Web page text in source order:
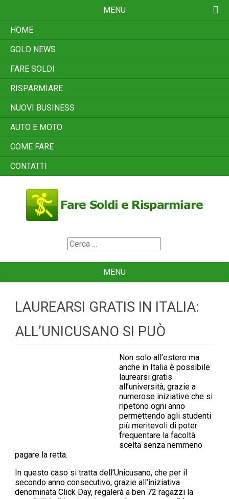
content
MENU
HOME
GOLD NEWS
FARE SOLDI
RISPARMIARE
NUOVI BUSINESS
AUTO E MOTO
COME FARE
CONTATTI
Search
for
MENU
LAUREARSI GRATIS IN ITALIA:
ALL’UNICUSANO SI PUÒ
Non solo all’estero ma
anche in Italia è possibile
laurearsi gratis
all’università, grazie a
numerose iniziative che si
ripetono ogni anno
permettendo agli studenti
più meritevoli di poter
frequentare la facoltà
scelta senza nemmeno
pagare la retta.
In questo caso si tratta dell’Unicusano, che per il
secondo anno consecutivo, grazie all’iniziativa
denominata Click Day, regalerà a ben 72 ragazzi la